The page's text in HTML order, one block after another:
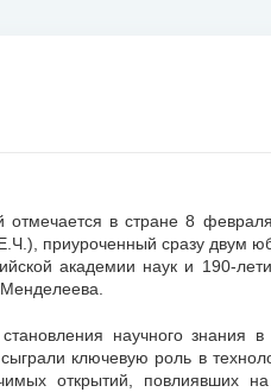
отмечается в стране 8
приуроченный сразу двум
академии наук и 190-
научного знания
ключевую роль в
открытий, повлиявших